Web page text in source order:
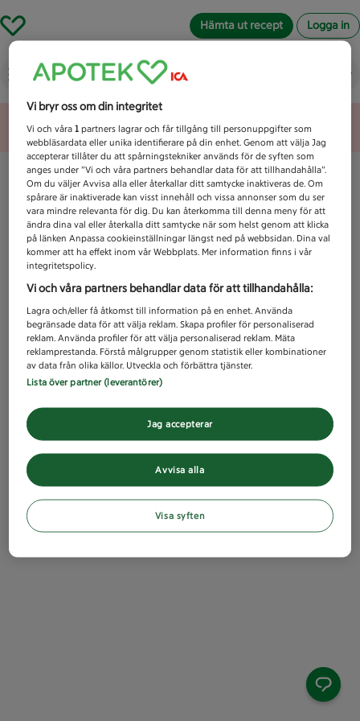
Hämta ut recept Logga in
Vad letar du efter idag?
Unknown error
Vi bryr oss om din integritet
Vi och våra1 partners lagrar och får tillgång till personuppgifter som
webbläsardata eller unika identifierare på din enhet. Genom att välja Jag
accepterar tillåter du att spårningstekniker används för de syften som
anges under ”Vi och våra partners behandlar data för att tillhandahålla”.
Om du väljer Avvisa alla eller återkallar ditt samtycke inaktiveras de. Om
spårare är inaktiverade kan visst innehåll och vissa annonser som du ser
vara mindre relevanta för dig. Du kan återkomma till denna meny för att
ändra dina val eller återkalla ditt samtycke när som helst genom att klicka
på länken Anpassa cookieinställningar längst ned på webbsidan. Dina val
kommer att ha effekt inom vår Webbplats. Mer information finns i vår
integritetspolicy.
Vi och våra partners behandlar data för att tillhandahålla:
Lagra och/eller få åtkomst till information på en enhet. Använda
begränsade data för att välja reklam. Skapa profiler för personaliserad
reklam. Använda profiler för att välja personaliserad reklam. Mäta
reklamprestanda. Förstå målgrupper genom statistik eller kombinationer
av data från olika källor. Utveckla och förbättra tjänster.
Lista över partner (leverantörer)
Avvisa alla
Jag accepterar
Visa syften